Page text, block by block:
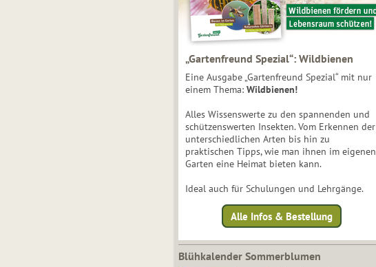
„Gartenfreund Spezial“: Wildbienen
Eine Ausgabe „Gartenfreund Spezial“ mit nur
einem Thema: Wildbienen!
Alles Wissenswerte zu den spannenden und
schützenswerten Insekten. Vom Erkennen der
unterschiedlichen Arten bis hin zu
praktischen Tipps, wie man ihnen im eigenen
Garten eine Heimat bieten kann.
Ideal auch für Schulungen und Lehrgänge.
Alle Infos & Bestellung
Blühkalender Sommerblumen